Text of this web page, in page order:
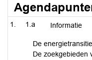
1.a Informatie
De
De zoekgebieden